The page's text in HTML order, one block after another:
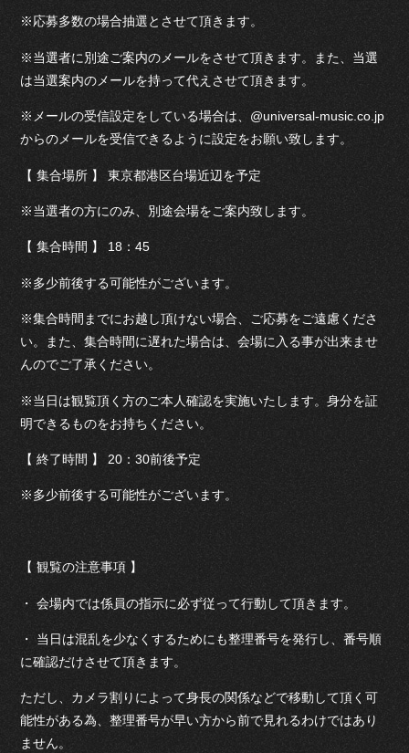
※応募多数の場合抽選とさせて頂きます。
※当選者に別途ご案内のメールをさせて頂きます。また、当選
は当選案内のメールを持って代えさせて頂きます。
※メールの受信設定をしている場合は、@universal-music.co.jp
からのメールを受信できるように設定をお願い致します。
【 集合場所 】 東京都港区台場近辺を予定
※当選者の方にのみ、別途会場をご案内致します。
【 集合時間 】 18：45
※多少前後する可能性がございます。
※集合時間までにお越し頂けない場合、ご応募をご遠慮くださ
い。また、集合時間に遅れた場合は、会場に入る事が出来ませ
んのでご了承ください。
※当日は観覧頂く方のご本人確認を実施いたします。身分を証
明できるものをお持ちください。
【 終了時間 】 20：30前後予定
※多少前後する可能性がございます。
【 観覧の注意事項 】
・ 会場内では係員の指示に必ず従って行動して頂きます。
・ 当日は混乱を少なくするためにも整理番号を発行し、番号順
に確認だけさせて頂きます。
ただし、カメラ割りによって身長の関係などで移動して頂く可
能性がある為、整理番号が早い方から前で見れるわけではあり
ません。